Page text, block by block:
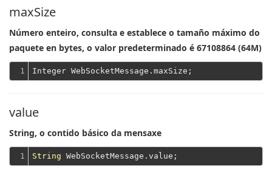
maxSize
Número enteiro, consulta e establece o tamaño máximo do
paquete en bytes, o valor predeterminado é 67108864 (64M)
1
value
String, o contido básico da mensaxe
1 String